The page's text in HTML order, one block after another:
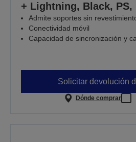
+ Lightning, Black, PS,
Admite soportes sin
Conectividad móvil
Capacidad de sincronización y
Solicitar devolución
Dónde comprar